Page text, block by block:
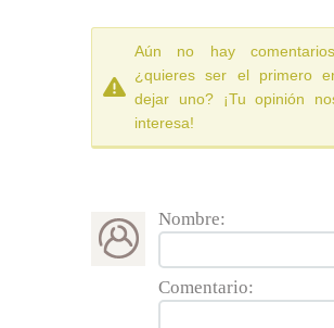
Aún no hay
¿quieres ser el primero
dejar uno? ¡Tu opinión
interesa!
Nombre:
Comentario: